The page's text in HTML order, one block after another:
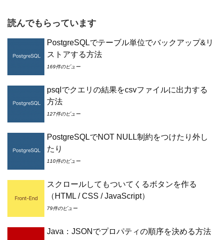
読んでもらっています
PostgreSQLでテーブル単位でバックアップ&リ
ストアする方法
169件のビュー
psqlでクエリの結果をcsvファイルに出力する
方法
127件のビュー
PostgreSQLでNOT NULL制約をつけたり外し
たり
110件のビュー
スクロールしてもついてくるボタンを作る
（HTML / CSS / JavaScript）
79件のビュー
Java：JSONでプロパティの順序を決める方法